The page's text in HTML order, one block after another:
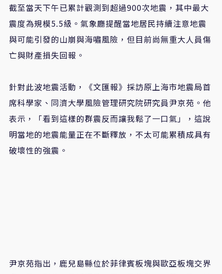
截至當天下午已累計觀測到超過900次地震，其中最大
震度為規模5.5級。氣象廳提醒當地居民持續注意地震
與可能引發的山崩與海嘯風險，但目前尚無重大人員傷
亡與財產損失回報。
針對此波地震活動，《文匯報》採訪原上海市地震局首
席科學家、同濟大學風險管理研究院研究員尹京苑。他
表示，「看到這樣的群震反而讓我鬆了一口氣」，這說
明當地的地震能量正在不斷釋放，不太可能累積成具有
破壞性的強震。
尹京苑指出，鹿兒島縣位於菲律賓板塊與歐亞板塊交界